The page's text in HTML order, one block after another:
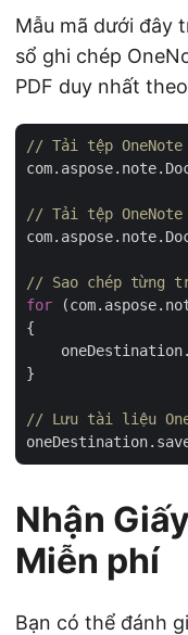
Mẫu mã dưới đây
sổ ghi chép
PDF duy nhất
// Tải tệp
// Tải tệp
// Sao chép từng
for
{
}
// Lưu tài liệu
Nhận
Miễn phí
Bạn có thể đánh